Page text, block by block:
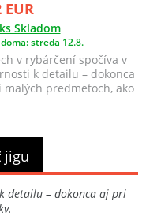
EUR
Skladom
streda 12.8.
v rybárčení spočíva v
k detailu – dokonca
malých predmetoch, ako
detailu – dokonca aj pri
jigu